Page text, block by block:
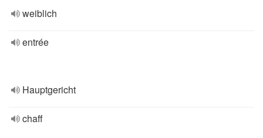
weiblich
entrée
Hauptgericht
chaff